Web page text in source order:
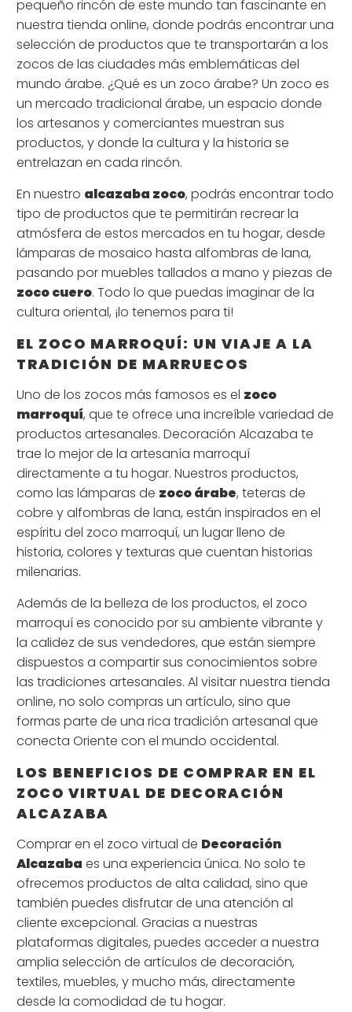
pequeño rincón de este mundo tan fascinante en
nuestra tienda online, donde podrás encontrar una
selección de productos que te transportarán a los
zocos de las ciudades más emblemáticas del
mundo árabe. ¿Qué es un zoco árabe? Un zoco es
un mercado tradicional árabe, un espacio donde
los artesanos y comerciantes muestran sus
productos, y donde la cultura y la historia se
entrelazan en cada rincón.
En nuestro alcazaba zoco, podrás encontrar todo
tipo de productos que te permitirán recrear la
atmósfera de estos mercados en tu hogar, desde
lámparas de mosaico hasta alfombras de lana,
pasando por muebles tallados a mano y piezas de
zoco cuero. Todo lo que puedas imaginar de la
cultura oriental, ¡lo tenemos para ti!
EL ZOCO MARROQUÍ: UN VIAJE A LA
TRADICIÓN DE MARRUECOS
Uno de los zocos más famosos es el zoco
marroquí, que te ofrece una increíble variedad de
productos artesanales. Decoración Alcazaba te
trae lo mejor de la artesanía marroquí
directamente a tu hogar. Nuestros productos,
como las lámparas de zoco árabe, teteras de
cobre y alfombras de lana, están inspirados en el
espíritu del zoco marroquí, un lugar lleno de
historia, colores y texturas que cuentan historias
milenarias.
Además de la belleza de los productos, el zoco
marroquí es conocido por su ambiente vibrante y
la calidez de sus vendedores, que están siempre
dispuestos a compartir sus conocimientos sobre
las tradiciones artesanales. Al visitar nuestra tienda
online, no solo compras un artículo, sino que
formas parte de una rica tradición artesanal que
conecta Oriente con el mundo occidental.
LOS BENEFICIOS DE COMPRAR EN EL
ZOCO VIRTUAL DE DECORACIÓN
ALCAZABA
Comprar en el zoco virtual de Decoración
Alcazaba es una experiencia única. No solo te
ofrecemos productos de alta calidad, sino que
también puedes disfrutar de una atención al
cliente excepcional. Gracias a nuestras
plataformas digitales, puedes acceder a nuestra
amplia selección de artículos de decoración,
textiles, muebles, y mucho más, directamente
desde la comodidad de tu hogar.